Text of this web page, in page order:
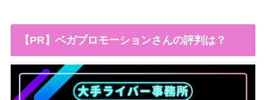
【PR】ベガプロモーションさんの評判は？